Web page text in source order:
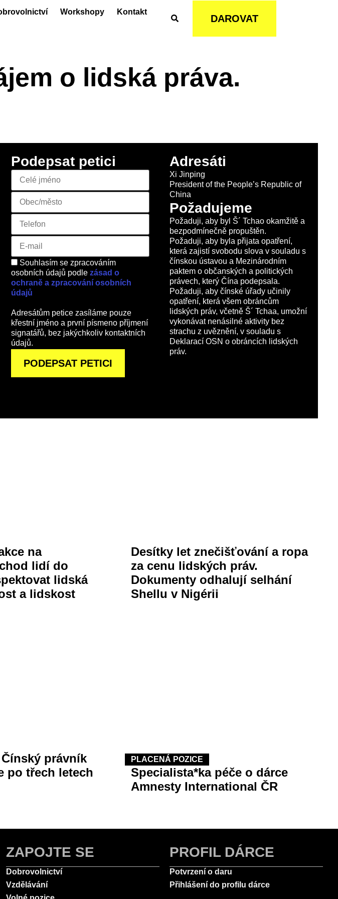
Workshopy Kontakt
DAROVAT
o lidská práva.
Podepsat petici
Souhlasím se zpracováním
osobních údajů podle zásad o
ochraně a zpracování osobních
údajů
Adresátům petice zasíláme pouze
křestní jméno a první písmeno příjmení
signatářů, bez jakýchkoliv kontaktních
údajů.
Adresáti
Xi Jinping
President of the People’s Republic of
China
Požadujeme
Požaduji, aby byl Š´ Tchao okamžitě a
bezpodmínečně propuštěn.
Požaduji, aby byla přijata opatření,
která zajistí svobodu slova v souladu s
čínskou ústavou a Mezinárodním
paktem o občanských a politických
právech, který Čína podepsala.
Požaduji, aby čínské úřady učinily
opatření, která všem obráncům
lidských práv, včetně Š´ Tchaa, umožní
vykonávat nenásilné aktivity bez
strachu z uvěznění, v souladu s
Deklarací OSN o obráncích lidských
práv.
na
lidí do
lidská
a lidskost
Desítky let znečišťování a ropa
za cenu lidských práv.
Dokumenty odhalují selhání
Shellu v Nigérii
právník
po třech letech
PLACENÁ POZICE
Specialista*ka péče o dárce
Amnesty International ČR
ZAPOJTE SE
Dobrovolnictví
Vzdělávání
PROFIL DÁRCE
Potvrzení o daru
Přihlášení do profilu dárce